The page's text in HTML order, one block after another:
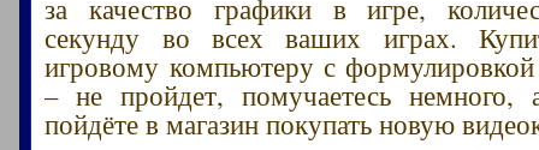
за качество графики в игре,
секунду во всех ваших играх.
игровому компьютеру с
– не пройдет, помучаетесь немного,
пойдёте в магазин покупать новую